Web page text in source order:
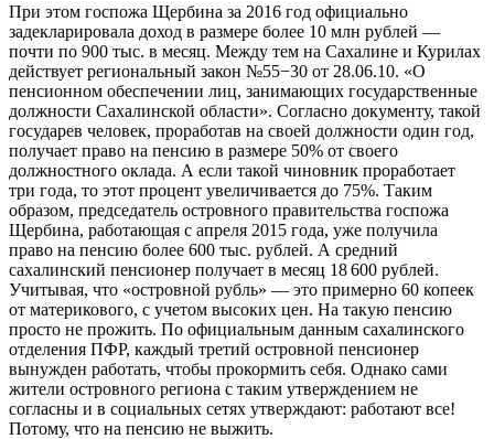
При этом госпожа Щербина за 2016 год официально
задекларировала доход в размере более 10 млн рублей —
почти по 900 тыс. в месяц. Между тем на Сахалине и Курилах
действует региональный закон №55−30 от 28.06.10. «О
пенсионном обеспечении лиц, занимающих государственные
должности Сахалинской области». Согласно документу, такой
государев человек, проработав на своей должности один год,
получает право на пенсию в размере 50% от своего
должностного оклада. А если такой чиновник проработает
три года, то этот процент увеличивается до 75%. Таким
образом, председатель островного правительства госпожа
Щербина, работающая с апреля 2015 года, уже получила
право на пенсию более 600 тыс. рублей. А средний
сахалинский пенсионер получает в месяц 18 600 рублей.
Учитывая, что «островной рубль» — это примерно 60 копеек
от материкового, с учетом высоких цен. На такую пенсию
просто не прожить. По официальным данным сахалинского
отделения ПФР, каждый третий островной пенсионер
вынужден работать, чтобы прокормить себя. Однако сами
жители островного региона с таким утверждением не
согласны и в социальных сетях утверждают: работают все!
Потому, что на пенсию не выжить.